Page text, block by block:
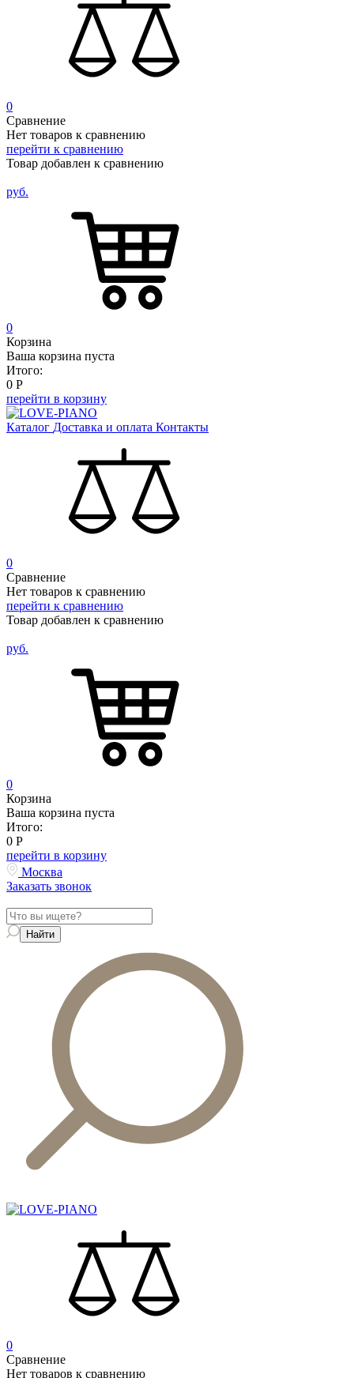
0
Сравнение
Нет товаров к сравнению
перейти к сравнению
Товар добавлен к сравнению
руб.
0
Корзина
Ваша корзина пуста
Итого:
0 Р
перейти в корзину
Каталог Доставка и оплата Контакты
0
Сравнение
Нет товаров к сравнению
перейти к сравнению
Товар добавлен к сравнению
руб.
0
Корзина
Ваша корзина пуста
Итого:
0 Р
перейти в корзину
Москва
Заказать звонок
0
Сравнение
Нет товаров к сравнению